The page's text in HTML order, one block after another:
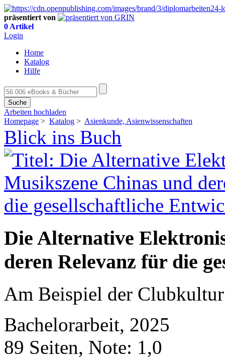
präsentiert von
0 Artikel
Login
Home
Katalog
Hilfe
Suche
Arbeiten hochladen
Homepage > Katalog > Asienkunde, Asienwissenschaften
Blick ins Buch
Die Alternative
deren Relevanz für die
Am Beispiel der
Bachelorarbeit, 2025
89 Seiten, Note: 1,0